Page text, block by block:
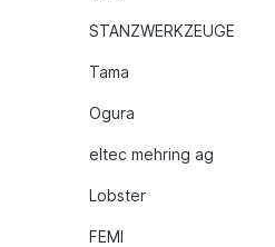
STANZWERKZEUGE
Tama
Ogura
eltec mehring ag
Lobster
FEMI